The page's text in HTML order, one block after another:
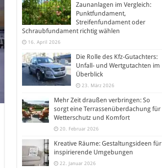
Zaunanlagen im Vergleich:
Punktfundament,
Streifenfundament oder
Schraubfundament richtig wählen
16. April 2026
Die Rolle des Kfz-Gutachters:
Unfall- und Wertgutachten im
Überblick
23. März 2026
Mehr Zeit draußen verbringen: So
sorgt eine Terrassenüberdachung für
Wetterschutz und Komfort
20. Februar 2026
Kreative Räume: Gestaltungsideen für
inspirierende Umgebungen
22. Januar 2026